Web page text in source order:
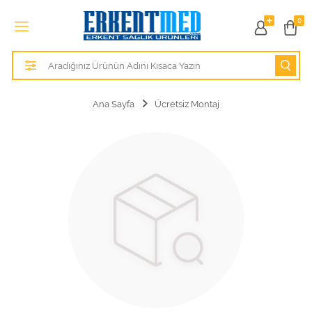
0
Tüm Kategoriler
Alezler
Ana Sayfa Ücretsiz Montaj